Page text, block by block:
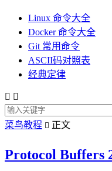
Linux 命令大全
Docker 命令大全
Git 常用命令
ASCII码对照表
经典定律
 
菜鸟教程  正文
Protocol Buffers